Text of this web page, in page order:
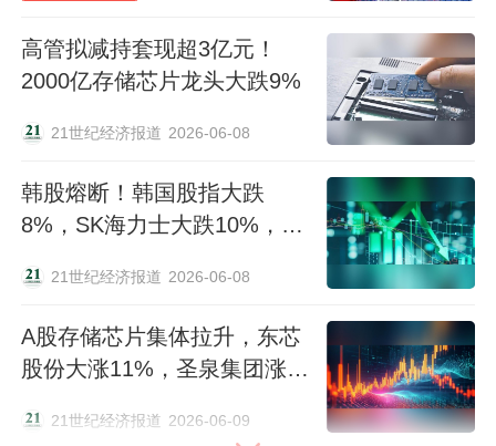
高管拟减持套现超3亿元！
2000亿存储芯片龙头大跌9%
21世纪经济报道 2026-06-08
韩股熔断！韩国股指大跌
8%，SK海力士大跌10%，日
21世纪经济报道 2026-06-08
A股存储芯片集体拉升，东芯
股份大涨11%，圣泉集团涨
龙重挫15%
21世纪经济报道 2026-06-09